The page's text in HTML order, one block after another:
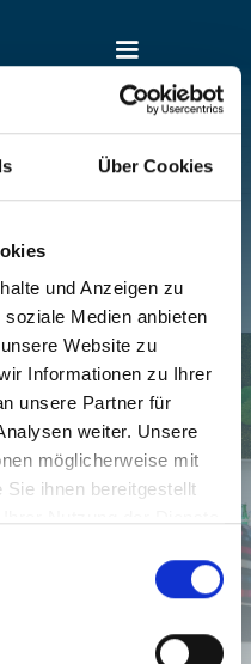
Über Cookies
und Anzeigen zu
Medien anbieten
Website zu
Informationen zu Ihrer
unsere Partner für
weiter. Unsere
möglicherweise mit
ihnen bereitgestellt